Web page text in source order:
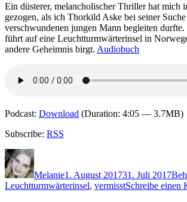
Ein düsterer, melancholischer Thriller hat mich
gezogen, als ich Thorkild Aske bei seiner
verschwundenen jungen Mann begleiten
führt auf eine Leuchtturmwärterinsel in
andere Geheimnis birgt. Audiobuch
Podcast: Download (Duration: 4:05 — 3.7MB)
Subscribe: RSS
Autor
Melanie1. August 201731. Juli 2017B
Leuchtturmwärterinsel, vermisstSchreibe einen